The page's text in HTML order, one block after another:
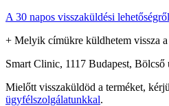
A 30 napos visszaküldési
+ Melyik címükre küldhetem vissza a
Smart Clinic, 1117 Budapest, Bölcső
Mielőtt visszaküldöd a terméket,
ügyfélszolgálatunkkal.